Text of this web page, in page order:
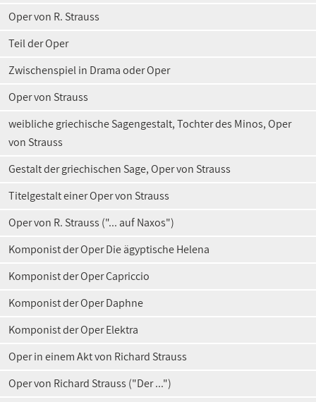
Oper von R. Strauss
Teil der Oper
Zwischenspiel in Drama oder Oper
Oper von Strauss
weibliche griechische Sagengestalt, Tochter des Minos, Oper
von Strauss
Gestalt der griechischen Sage, Oper von Strauss
Titelgestalt einer Oper von Strauss
Oper von R. Strauss ("... auf Naxos")
Komponist der Oper Die ägyptische Helena
Komponist der Oper Capriccio
Komponist der Oper Daphne
Komponist der Oper Elektra
Oper in einem Akt von Richard Strauss
Oper von Richard Strauss ("Der ...")